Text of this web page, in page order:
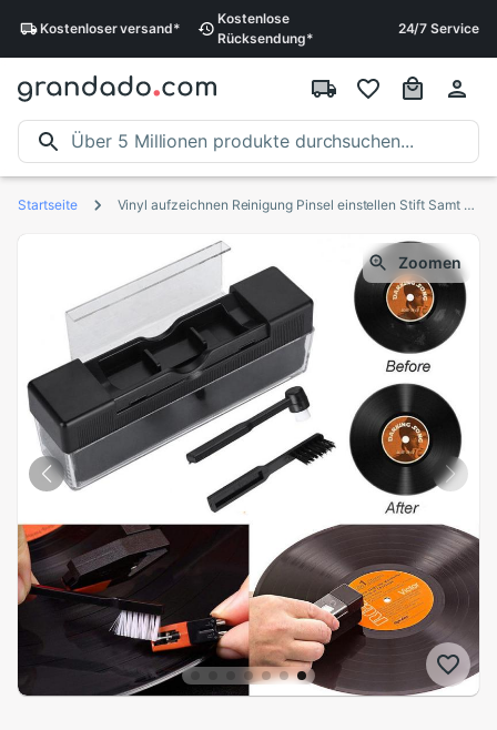
Kostenloserversand*
Kostenlose
Rücksendung*
24/7 Service
Startseite Vinyl aufzeichnen Reinigung Pinsel einstellen Stift Samt Anti-statische Reiniger Bausatz 2 in 1 Elektrische Musical Instrument
Zoomen